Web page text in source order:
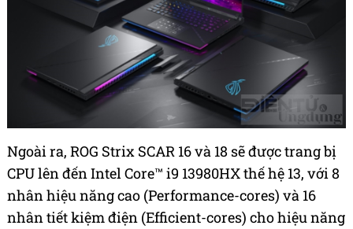
Ngoài ra, ROG Strix SCAR 16 và 18 sẽ được trang bị
CPU lên đến Intel Core™ i9 13980HX thế hệ 13, với 8
nhân hiệu năng cao (Performance-cores) và 16
nhân tiết kiệm điện (Efficient-cores) cho hiệu năng